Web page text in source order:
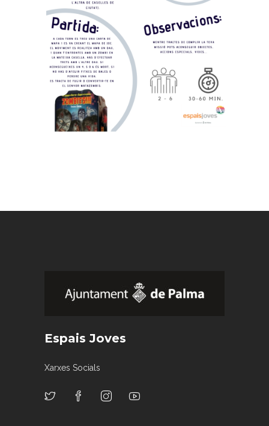
Espais Joves
Xarxes Socials